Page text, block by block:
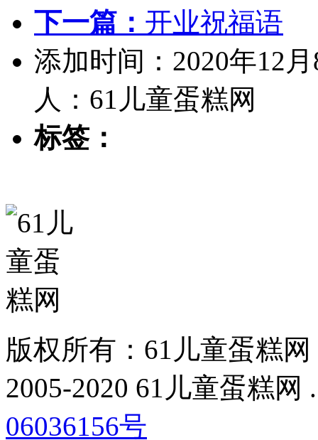
下一篇： 开业祝福语
添加时间：2020年12
人：61儿童蛋糕网
标签：
版权所有：61儿童蛋糕
2005-2020 61儿童蛋糕网
06036156号